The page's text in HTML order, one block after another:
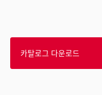
카탈로그 다운로드